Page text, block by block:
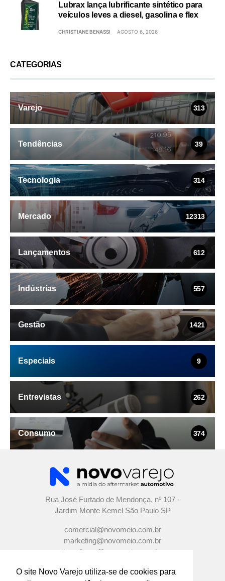
O site Novo Varejo utiliza-se de cookies para
Lubrax lança lubrificante sintético para
veículos leves a diesel, gasolina e flex
CHRISTIANE BENASSI AGOSTO 6, 2026
CATEGORIAS
Varejo 313
Tendências 39
Tecnologia 314
Mercado 12313
Lançamentos 612
Indústrias 557
Gestão 1421
Especiais 9
Entrevistas 262
Consumo 374
Rua José Furtado de Mendonça, nº 107 -
Jardim Monte Kemel São Paulo SP
comercial@novomeio.com.br
marketing@novomeio.com.br
jornalismo@novomeio.com.br